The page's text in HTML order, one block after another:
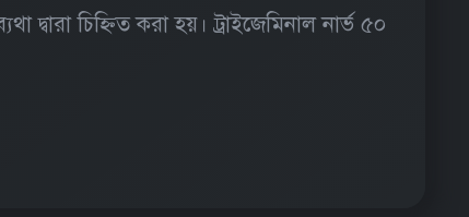
দ্বারা চিহ্নিত করা হয়। ট্রাইজেমিনাল নার্ভ ৫০